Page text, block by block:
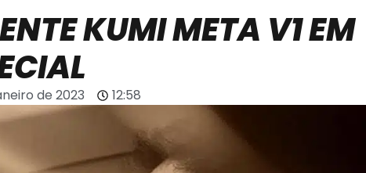
KUMI META V1 EM
de 2023 12:58